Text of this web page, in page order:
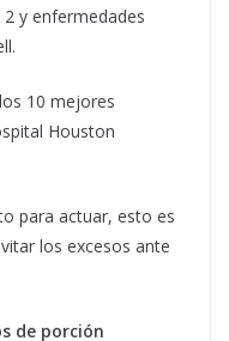
y enfermedades
10 mejores
Houston
para actuar, esto es
los excesos ante
de porción